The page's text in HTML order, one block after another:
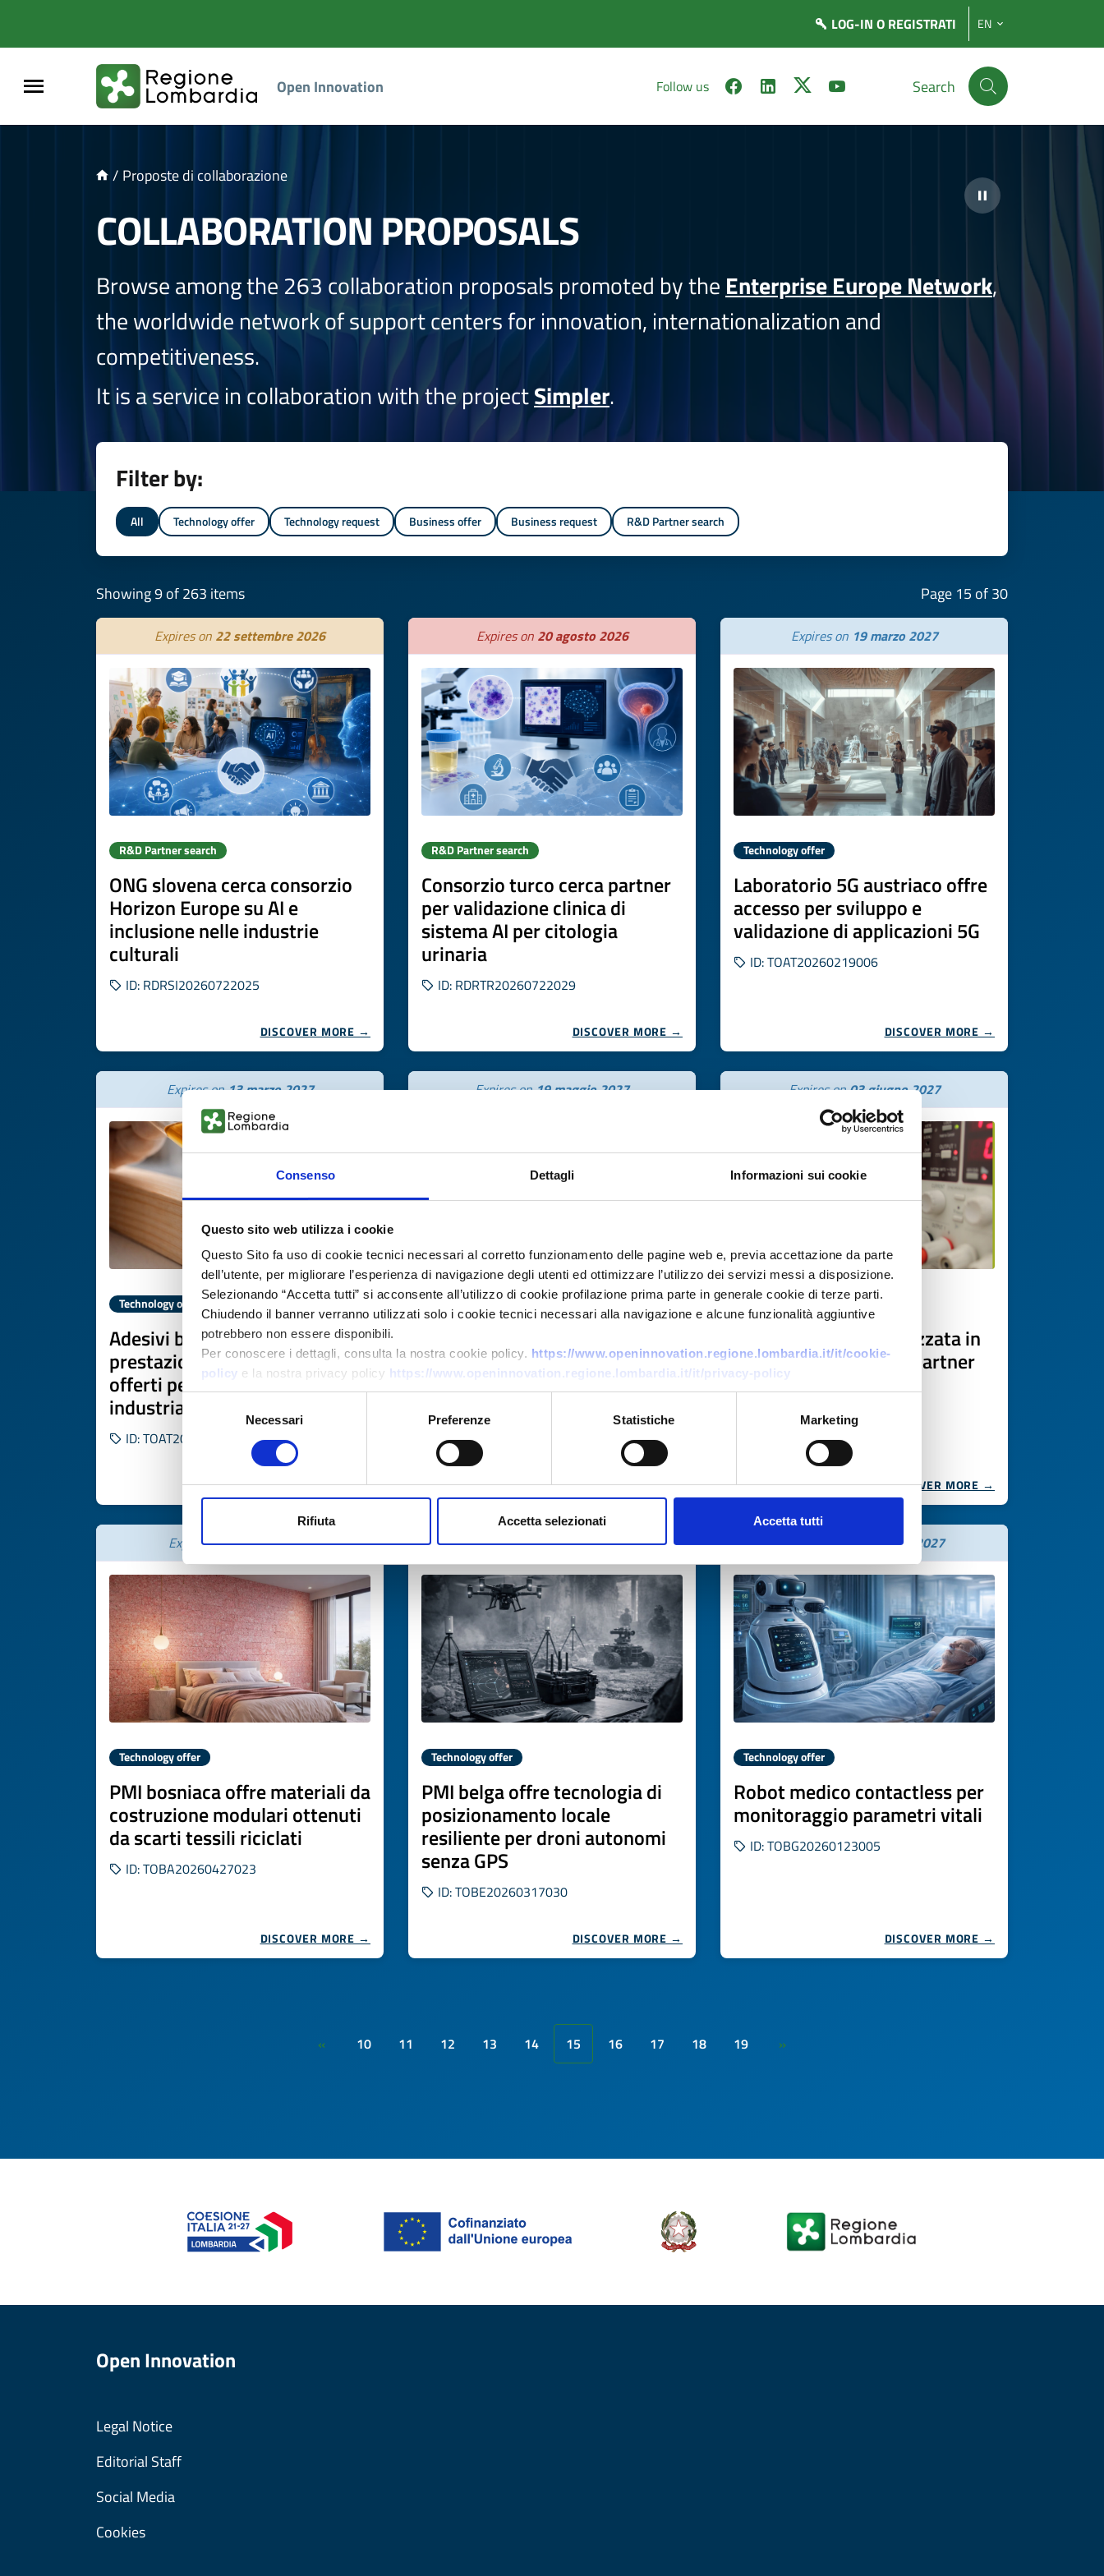
Consenso Dettagli Informazioni sui cookie
Questo sito web utilizza i cookie
Questo Sito fa uso di cookie tecnici necessari al corretto funzionamento delle pagine web e, previa accettazione da parte
dell’utente, per migliorare l’esperienza di navigazione degli utenti ed ottimizzare l’utilizzo dei servizi messi a disposizione.
Selezionando “Accetta tutti” si acconsente all’utilizzo di cookie profilazione prima parte in generale cookie di terze parti.
Chiudendo il banner verranno utilizzati solo i cookie tecnici necessari alla navigazione e alcune funzionalità aggiuntive
potrebbero non essere disponibili.
Per conoscere i dettagli, consulta la nostra cookie policy. https://www.openinnovation.regione.lombardia.it/it/cookie-
policy e la nostra privacy policy https://www.openinnovation.regione.lombardia.it/it/privacy-policy
consenso
Necessari Preferenze Statistiche Marketing
Rifiuta Accetta selezionati Accetta tutti
LOG-IN O REGISTRATI EN
Open Innovation Follow us Search
/ Proposte di collaborazione
COLLABORATION PROPOSALS
Browse among the 263 collaboration proposals promoted by the Enterprise Europe Network,
the worldwide network of support centers for innovation, internationalization and
competitiveness.
It is a service in collaboration with the projectSimpler.
Filter by:
All Technology offer Technology request Business offer Business request R&D Partner search
Showing 9 of 263 items Page 15 of 30
Expires on 22 settembre 2026
R&D Partner search
ONG slovena cerca consorzio
Horizon Europe su AI e
inclusione nelle industrie
culturali
ID: RDRSI20260722025
DISCOVER MORE →
Expires on 20 agosto 2026
R&D Partner search
Consorzio turco cerca partner
per validazione clinica di
sistema AI per citologia
urinaria
ID: RDRTR20260722029
DISCOVER MORE →
Expires on 19 marzo 2027
Technology offer
Laboratorio 5G austriaco offre
accesso per sviluppo e
validazione di applicazioni 5G
ID: TOAT20260219006
DISCOVER MORE →
Expires on13 marzo 2027
Technology offer
Adesivi bio-based ad alte
prestazioni da lignosolfonati
offerti per co-sviluppo
industriale
ID: TOAT20260226018
DISCOVER MORE →
Expires on19 maggio 2027
Technology offer
tecnologia brevettata per
ombrelloni bionici leggeri e
ID: TOAT20260422013
DISCOVER MORE →
Expires on03 giugno 2027
Technology offer
PMI austriaca specializzata in
test di batterie cerca partner
per progetti R&S
ID: TOAT20260422017
DISCOVER MORE →
Expires on07 luglio 2027
Technology offer
PMI bosniaca offre materiali da
costruzione modulari ottenuti
da scarti tessili riciclati
ID: TOBA20260427023
DISCOVER MORE →
Expires on02 aprile 2027
Technology offer
PMI belga offre tecnologia di
posizionamento locale
resiliente per droni autonomi
senza GPS
ID: TOBE20260317030
DISCOVER MORE →
Expires on05 febbraio 2027
Technology offer
Robot medico contactless per
monitoraggio parametri vitali
ID: TOBG20260123005
DISCOVER MORE →
« 10 11 12 13 14 15 16 17 18 19 »
Open Innovation
Legal Notice
Editorial Staff
Social Media
Cookies